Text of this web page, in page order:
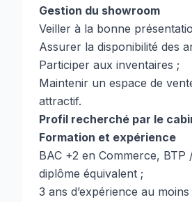
Gestion du showroom
Veiller à la bonne
Assurer la disponibilité des
Participer aux inventaires ;
Maintenir un espace de
attractif.
Profil recherché par le
Formation et expérience
BAC +2 en Commerce, BTP
diplôme équivalent ;
3 ans d’expérience au